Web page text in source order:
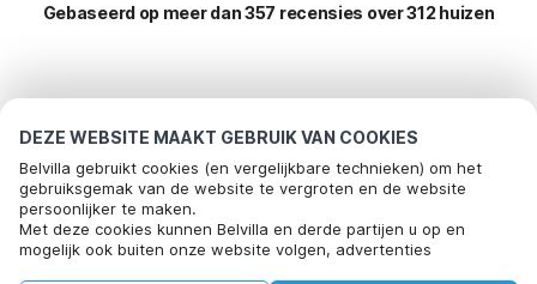
DEZE WEBSITE MAAKT GEBRUIK VAN COOKIES
Belvilla gebruikt cookies (en vergelijkbare technieken) om het
gebruiksgemak van de website te vergroten en de website
persoonlijker te maken.
Met deze cookies kunnen Belvilla en derde partijen u op en
mogelijk ook buiten onze website volgen, advertenties
Gebaseerd op meer dan 357 recensies over 312 huizen
vakantie
Top steden met top voorzieningen voor vakantie
Kindvriendelijke vakantiehuizen spoleto
Kindvriendelijke vakantiehuizen lisciano-niccone
Populaire voorzieningen voor vakantie in Monte-santa-
maria-tiberina
Bel om te boeken